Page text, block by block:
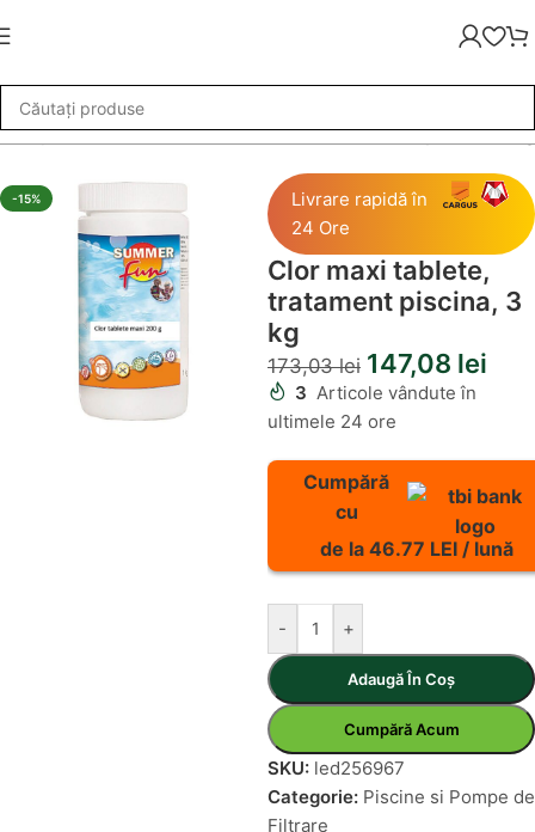
de Filtrare»Clor maxi tablete, tratament piscina, 3 kg
-15%
Livrare rapidă în
24 Ore
Clor maxi tablete,
tratament piscina, 3
kg
173,03lei 147,08 lei
3 Articole vândute în
ultimele 24 ore
Cumpără
cu
de la 46.77 LEI / lună
- +
Adaugă În Coș
Cumpără Acum
SKU: led256967
Categorie: Piscine si Pompe de
Filtrare